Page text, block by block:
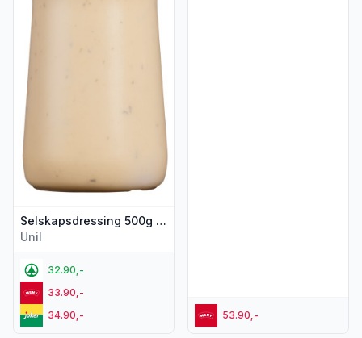
Selskapsdressing 500g Fader Martin
Unil
32.90,-
33.90,-
34.90,-
53.90,-